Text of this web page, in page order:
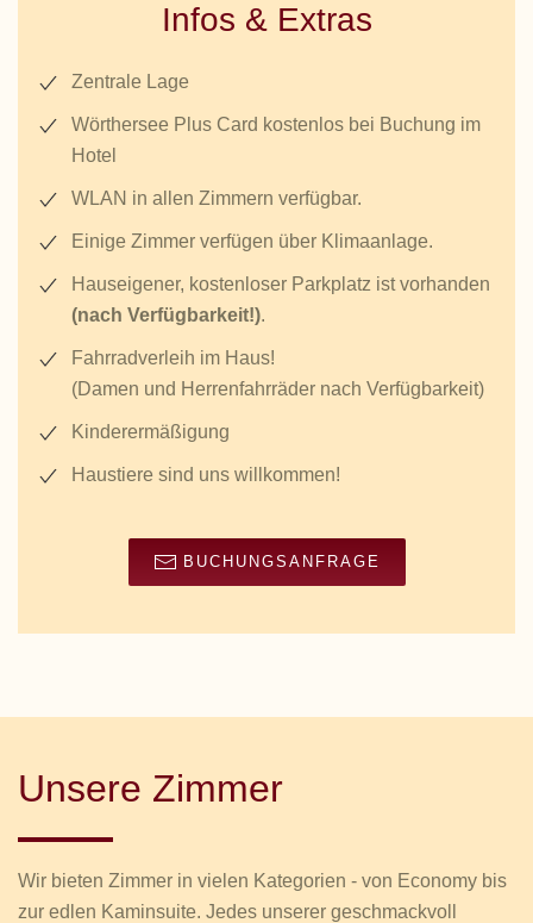
Infos & Extras
Zentrale Lage
Wörthersee Plus Card kostenlos bei Buchung im
Hotel
WLAN in allen Zimmern verfügbar.
Einige Zimmer verfügen über Klimaanlage.
Hauseigener, kostenloser Parkplatz ist vorhanden
(nach Verfügbarkeit!).
Fahrradverleih im Haus!
(Damen und Herrenfahrräder nach Verfügbarkeit)
Kinderermäßigung
Haustiere sind uns willkommen!
BUCHUNGSANFRAGE
Unsere Zimmer
Wir bieten Zimmer in vielen Kategorien - von Economy bis
zur edlen Kaminsuite. Jedes unserer geschmackvoll